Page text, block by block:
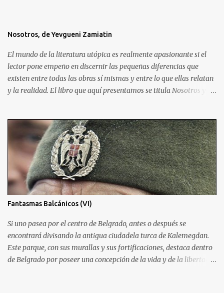
pasando aquí. Lo que se llama “el procés ”. Por eso y porque hablar
de la independencia de Catalunya es, en esencial, hablar de este
sistema que nos afecta a todos. Madrileños, catalanes, andaluces o
asturianos.
Nosotros, de Yevgueni Zamiatin
El mundo de la literatura utópica es realmente apasionante si el
lector pone empeño en discernir las pequeñas diferencias que
existen entre todas las obras sí mismas y entre lo que ellas relatan
y la realidad. El libro que aquí presentamos se titula Nosotros y
soviético impuesto tras la Revolución del 17. Publicar esta obra le
costó el exilio en París, lugar donde moriría años más tarde.
Escrita originalmente en inglés, Nosotros asumirá sin vergüenza la
misión de caricaturizar el régimen soviético destacando lo que de
horrible hay en él y a la vez sirviendo de crítica, cómo sólo las
buenas obras distópicas pueden hacer, al sistema Moderno de
ordenar la vida política Planteando la trama en un mundo donde el
holocausto mundial ha obligado a refugiarse a los supervivientes
en una campana de cristal que les protege de la naturaleza salvaje,
Zamiatin situará en el c...
Fantasmas Balcánicos (VI)
Si uno pasea por el centro de Belgrado, antes o después se
encontrará divisando la antigua ciudadela turca de Kalemegdan.
Este parque, con sus murallas y sus fortificaciones, destaca dentro
de Belgrado por poseer una concepción de la vida y de la libertad